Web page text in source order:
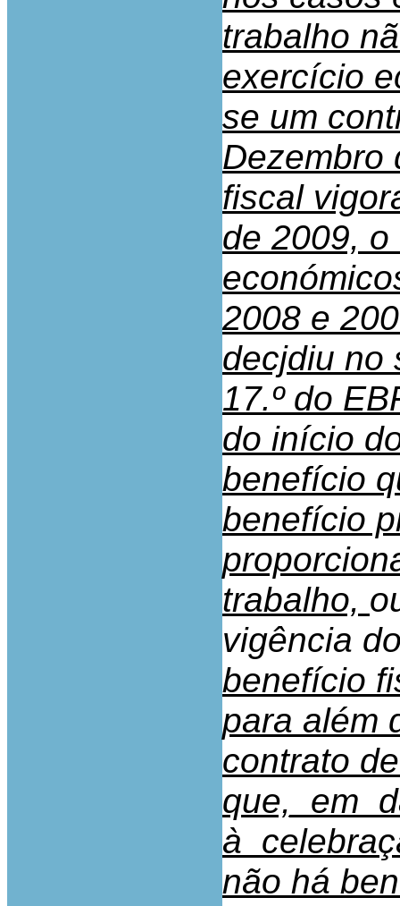
trabalho
exercício
se um
Dezembro
fiscal
de 2009,
2008 e
decjdiu no
17.º do
do início
benefício
benefício
trabalho,
vigência
benefício
para além
contrato
não há